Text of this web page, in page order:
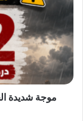
الحرارة
البلاد
خلال
الأسبوع
المقبل..
والصعيد
يسجلموجة شديدة